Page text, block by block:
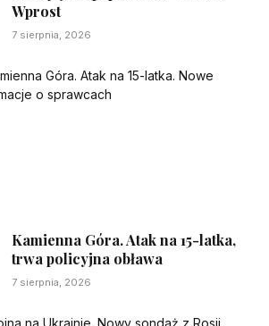
Wprost
7 sierpnia, 2026
Kamienna Góra. Atak na 15-latka,
trwa policyjna obława
7 sierpnia, 2026